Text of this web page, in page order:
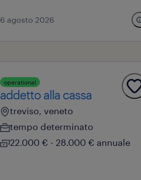
6 agosto 2026
operational
addetto alla cassa
treviso, veneto
tempo determinato
22.000 € - 28.000 € annuale